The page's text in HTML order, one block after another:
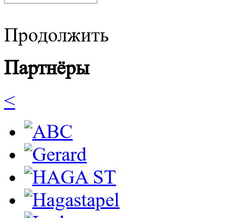
Продолжить
Партнёры
<